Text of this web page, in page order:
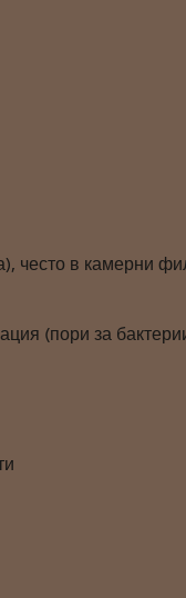
често в камерни
(пори за